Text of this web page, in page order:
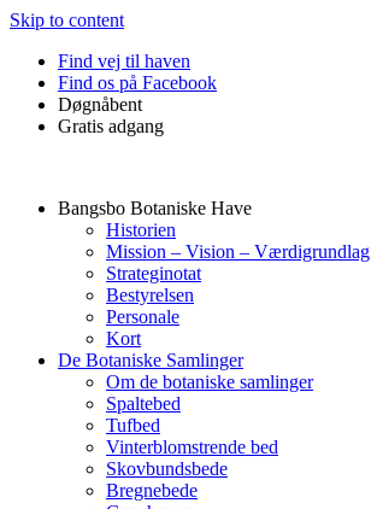
Skip to content
Find vej til haven
Find os på Facebook
Døgnåbent
Gratis adgang
Bangsbo Botaniske Have
Historien
Mission – Vision – Værdigrundlag
Strateginotat
Bestyrelsen
Personale
Kort
De Botaniske Samlinger
Om de botaniske samlinger
Spaltebed
Tufbed
Vinterblomstrende bed
Skovbundsbede
Bregnebede